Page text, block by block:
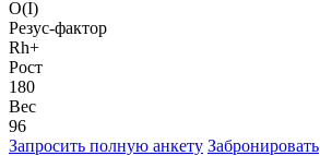
O(I)
Резус-фактор
Rh+
Рост
180
Вес
96
Запросить полную анкету Забронировать